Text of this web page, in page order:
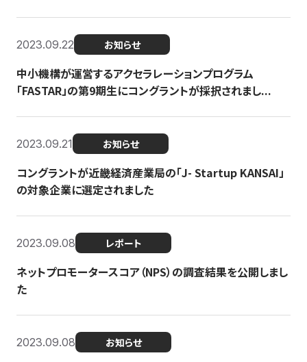
2023.09.22 お知らせ
中小機構が運営するアクセラレーションプログラム
「FASTAR」の第9期生にコングラントが採択されまし...
2023.09.21 お知らせ
コングラントが近畿経済産業局の「J- Startup KANSAI」
の対象企業に選定されました
2023.09.08 レポート
ネットプロモータースコア（NPS）の調査結果を公開しまし
た
2023.09.08 お知らせ